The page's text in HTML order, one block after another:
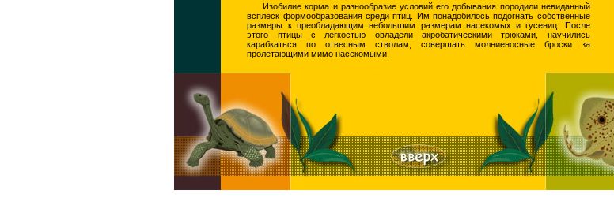
Изобилие корма и разнообразие условий его добывания породили невиданный
всплеск формообразования среди птиц. Им понадобилось подогнать собственные
размеры к преобладающим небольшим размерам насекомых и гусениц. После
этого птицы с легкостью овладели акробатическими трюками, научились
карабкаться по отвесным стволам, совершать молниеносные броски за
пролетающими мимо насекомыми.